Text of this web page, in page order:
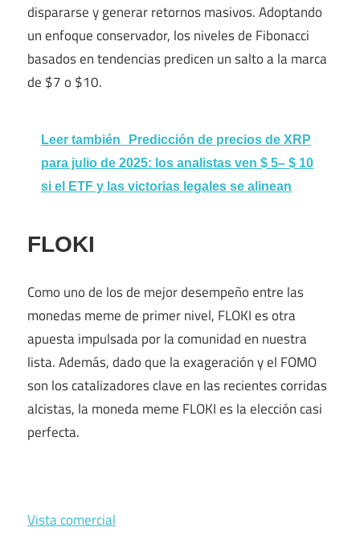
dispararse y generar retornos masivos. Adoptando
un enfoque conservador, los niveles de Fibonacci
basados ​​en tendencias predicen un salto a la marca
de $7 o $10.
Leer también
Predicción de precios de XRP
para julio de 2025: los analistas ven $ 5– $ 10
si el ETF y las victorias legales se alinean
FLOKI
Como uno de los de mejor desempeño entre las
monedas meme de primer nivel, FLOKI es otra
apuesta impulsada por la comunidad en nuestra
lista. Además, dado que la exageración y el FOMO
son los catalizadores clave en las recientes corridas
alcistas, la moneda meme FLOKI es la elección casi
perfecta.
Vista comercial